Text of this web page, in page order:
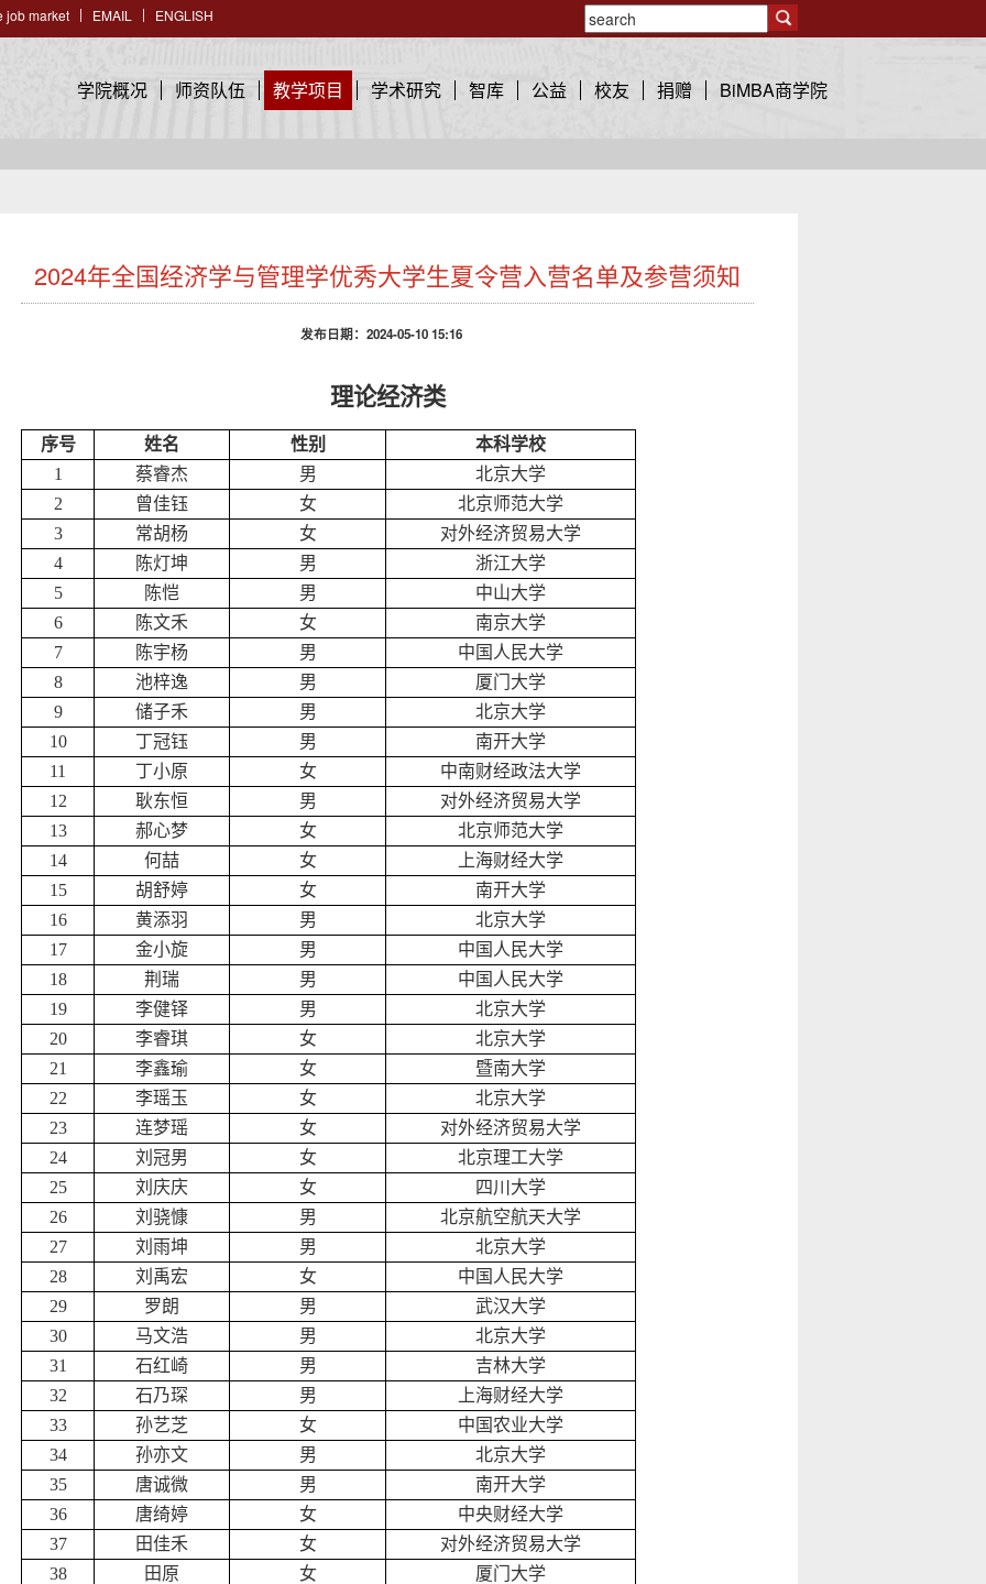
job market EMAIL ENGLISH
学院概况 师资队伍 教学项目 学术研究 智库 公益 校友 捐赠 BiMBA商学院
2024年全国经济学与管理学优秀大学生夏令营入营名单及参营须知
发布日期：2024-05-10 15:16
理论经济类
序号 姓名 性别
本科学校
1
蔡睿杰 男
北京大学
2
曾佳钰 女
北京师范大学
3
常胡杨 女
对外经济贸易大学
4
陈灯坤 男
浙江大学
5
陈恺 男
中山大学
6
陈文禾 女
南京大学
7
陈宇杨 男
中国人民大学
8
池梓逸 男
厦门大学
9
储子禾 男
北京大学
10
丁冠钰 男
南开大学
11
丁小原 女
中南财经政法大学
12
耿东恒 男
对外经济贸易大学
13
郝心梦 女
北京师范大学
14
何喆 女
上海财经大学
15
胡舒婷 女
南开大学
16
黄添羽 男
北京大学
17
金小旋 男
中国人民大学
18
荆瑞 男
中国人民大学
19
李健铎 男
北京大学
20
李睿琪 女
北京大学
21
李鑫瑜 女
暨南大学
22
李瑶玉 女
北京大学
23
连梦瑶 女
对外经济贸易大学
24
刘冠男 女
北京理工大学
25
刘庆庆 女
四川大学
26
刘骁慷 男
北京航空航天大学
27
刘雨坤 男
北京大学
28
刘禹宏 女
中国人民大学
29
罗朗 男
武汉大学
30
马文浩 男
北京大学
31
石红崎 男
吉林大学
32
石乃琛 男
上海财经大学
33
孙艺芝 女
中国农业大学
34
孙亦文 男
北京大学
35
唐诚微 男
南开大学
36
唐绮婷 女
中央财经大学
37
田佳禾 女
对外经济贸易大学
38
田原 女
厦门大学